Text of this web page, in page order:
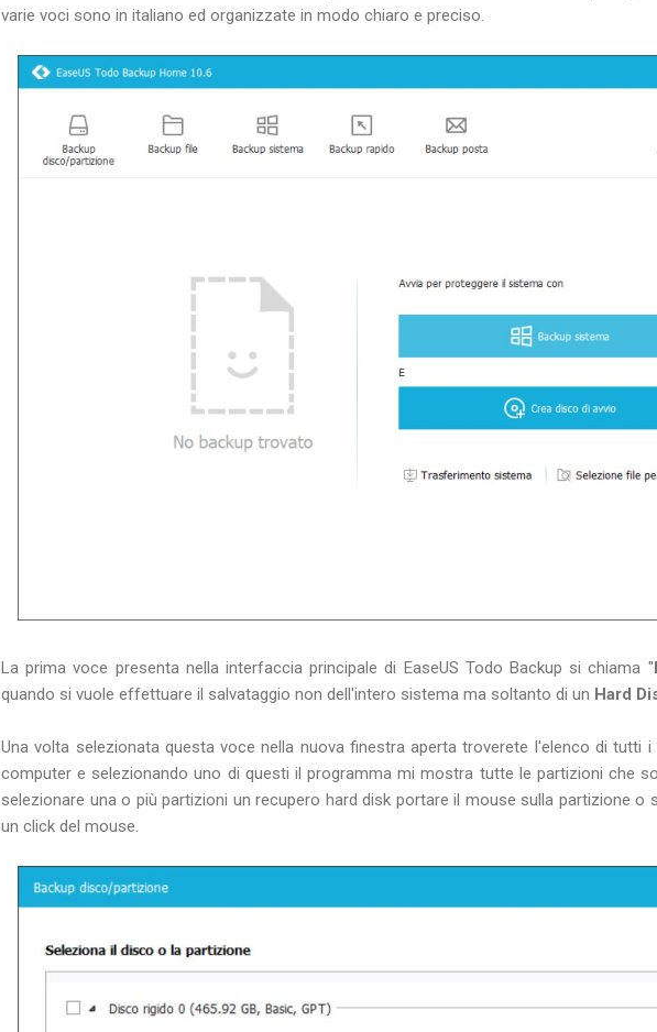
varie voci sono in italiano ed organizzate in modo chiaro e preciso.
La prima voce presenta nella interfaccia principale di EaseUS Todo Backup si chiama "
quando si vuole effettuare il salvataggio non dell'intero sistema ma soltanto di un Hard
Una volta selezionata questa voce nella nuova finestra aperta troverete l'elenco di tutti
computer e selezionando uno di questi il programma mi mostra tutte le partizioni che
selezionare una o più partizioni un recupero hard disk portare il mouse sulla partizione o
un click del mouse.